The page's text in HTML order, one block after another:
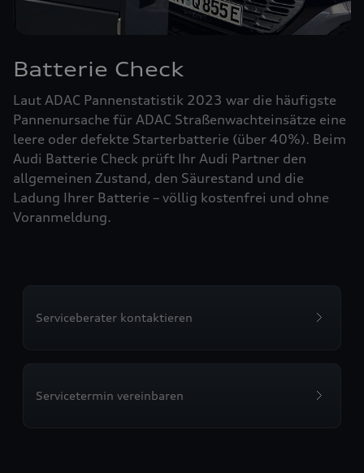
Batterie Check
Laut ADAC Pannenstatistik 2023 war die häufigste
Pannenursache für ADAC Straßenwachteinsätze eine
leere oder defekte Starterbatterie (über 40%). Beim
Audi Batterie Check prüft Ihr Audi Partner den
allgemeinen Zustand, den Säurestand und die
Ladung Ihrer Batterie – völlig kostenfrei und ohne
Voranmeldung.
Serviceberater kontaktieren
Servicetermin vereinbaren